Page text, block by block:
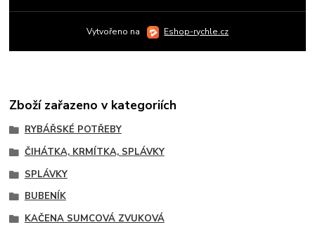
Vytvořeno na Eshop-rychle.cz
Zboží zařazeno v kategoriích
RYBÁŘSKÉ POTŘEBY
ČIHÁTKA, KRMÍTKA, SPLÁVKY
SPLÁVKY
BUBENÍK
KAČENA SUMCOVÁ ZVUKOVÁ